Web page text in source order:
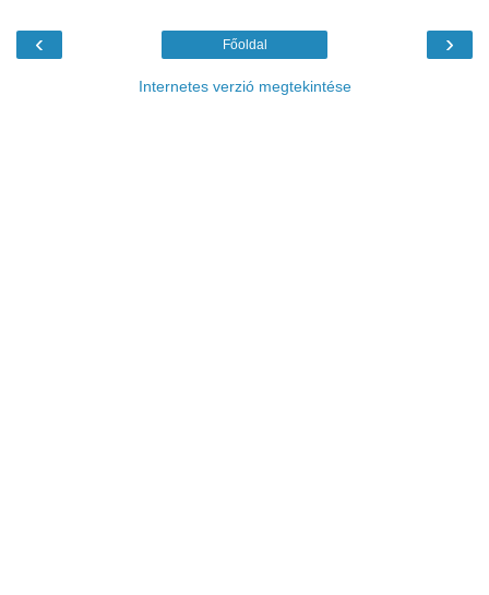
‹ ›
Főoldal
Internetes verzió megtekintése